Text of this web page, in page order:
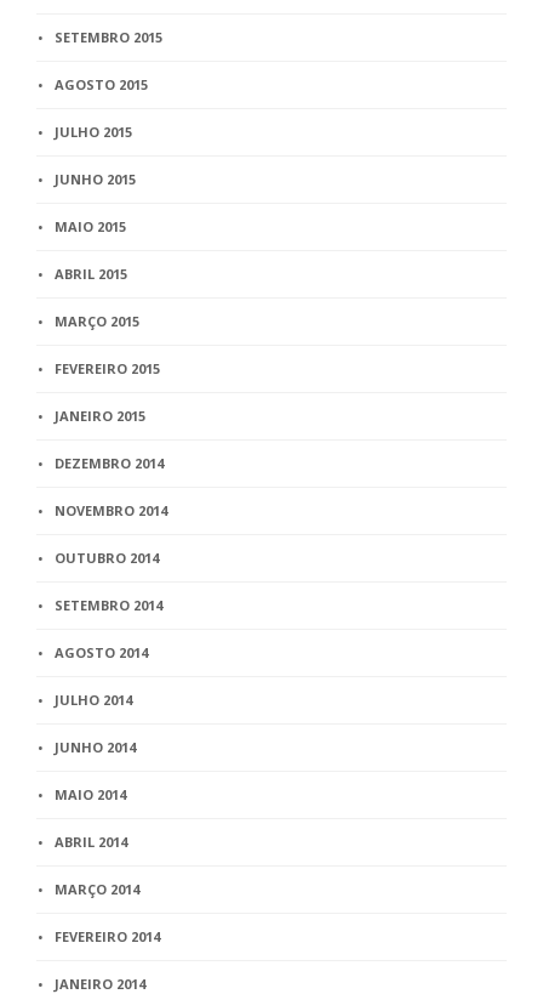
SETEMBRO 2015
AGOSTO 2015
JULHO 2015
JUNHO 2015
MAIO 2015
ABRIL 2015
MARÇO 2015
FEVEREIRO 2015
JANEIRO 2015
DEZEMBRO 2014
NOVEMBRO 2014
OUTUBRO 2014
SETEMBRO 2014
AGOSTO 2014
JULHO 2014
JUNHO 2014
MAIO 2014
ABRIL 2014
MARÇO 2014
FEVEREIRO 2014
JANEIRO 2014